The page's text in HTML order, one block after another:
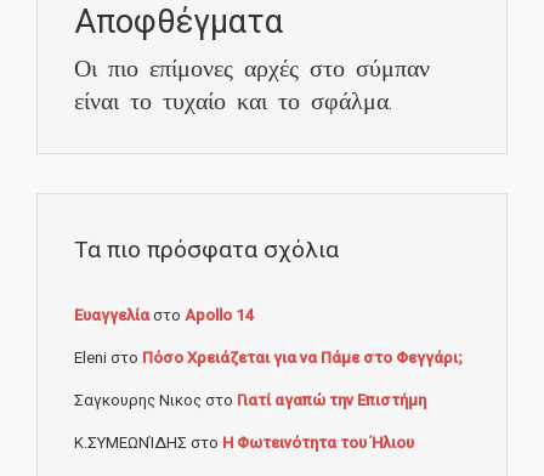
Αποφθέγματα
Οι πιο επίμονες αρχές στο σύμπαν
είναι το τυχαίο και το σφάλμα.
Τα πιο πρόσφατα σχόλια
Ευαγγελίαστο Apollo 14
Eleni στο Πόσο Χρειάζεται για να Πάμε στο Φεγγάρι;
Σαγκουρης Νικος στο Γιατί αγαπώ την Επιστήμη
Κ.ΣΥΜΕΩΝΊΔΗΣ στο Η Φωτεινότητα του Ήλιου